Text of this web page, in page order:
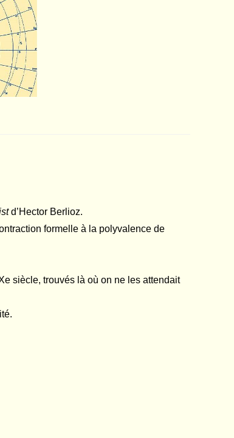
d’Hector Berlioz.
formelle à la polyvalence de
siècle, trouvés là où on ne les attendait